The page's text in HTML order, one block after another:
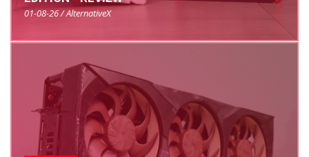
01-08-26 / AlternativeX